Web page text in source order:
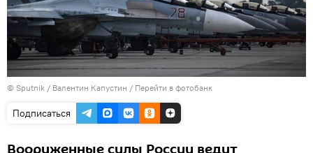
© Sputnik / Валентин Капустин / Перейти в фотобанк
Подписаться